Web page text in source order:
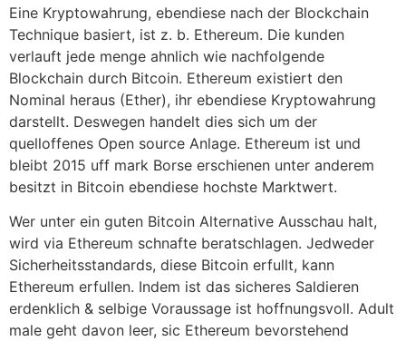
Eine Kryptowahrung, ebendiese nach der Blockchain
Technique basiert, ist z. b. Ethereum. Die kunden
verlauft jede menge ahnlich wie nachfolgende
Blockchain durch Bitcoin. Ethereum existiert den
Nominal heraus (Ether), ihr ebendiese Kryptowahrung
darstellt. Deswegen handelt dies sich um der
quelloffenes Open source Anlage. Ethereum ist und
bleibt 2015 uff mark Borse erschienen unter anderem
besitzt in Bitcoin ebendiese hochste Marktwert.
Wer unter ein guten Bitcoin Alternative Ausschau halt,
wird via Ethereum schnafte beratschlagen. Jedweder
Sicherheitsstandards, diese Bitcoin erfullt, kann
Ethereum erfullen. Indem ist das sicheres Saldieren
erdenklich & selbige Voraussage ist hoffnungsvoll. Adult
male geht davon leer, sic Ethereum bevorstehend